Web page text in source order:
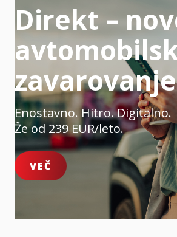
Direkt –
zavarovanje
Enostavno. Hitro. Digitalno.
Že od 239 EUR/leto.
VEČ